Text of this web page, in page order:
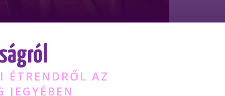
ÉTRENDRŐL AZ
JEGYÉBEN